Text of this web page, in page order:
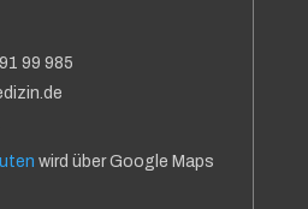
99 985
wird über Google Maps